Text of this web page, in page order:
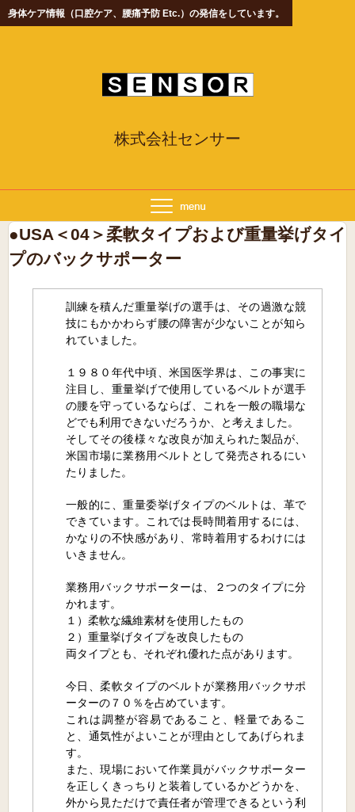
身体ケア情報（口腔ケア、腰痛予防 Etc.）の発信をしています。
株式会社センサー
●USA＜04＞柔軟タイプおよび重量挙げタイ
プのバックサポーター
訓練を積んだ重量挙げの選手は、その過激な競
技にもかかわらず腰の障害が少ないことが知ら
れていました。
１９８０年代中頃、米国医学界は、この事実に
注目し、重量挙げで使用しているベルトが選手
の腰を守っているならば、これを一般の職場な
どでも利用できないだろうか、と考えました。
そしてその後様々な改良が加えられた製品が、
米国市場に業務用ベルトとして発売されるにい
たりました。
一般的に、重量委挙げタイプのベルトは、革で
できています。これでは長時間着用するには、
かなりの不快感があり、常時着用するわけには
いきません。
業務用バックサポーターは、２つのタイプに分
かれます。
１）柔軟な繊維素材を使用したもの
２）重量挙げタイプを改良したもの
両タイプとも、それぞれ優れた点があります。
今日、柔軟タイプのベルトが業務用バックサポ
ーターの７０％を占めています。
これは調整が容易であること、軽量であるこ
と、通気性がよいことが理由としてあげられま
す。
また、現場において作業員がバックサポーター
を正しくきっちりと装着しているかどうかを、
外から見ただけで責任者が管理できるという利